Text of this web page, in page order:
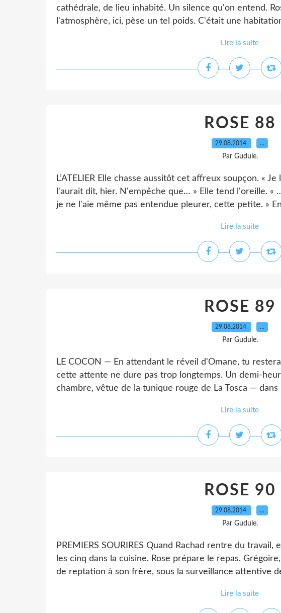
cathédrale, de lieu inhabité. Un silence qu'on entend.
l'atmosphère, ici, pèse un tel poids. C'était une
Lire la suite
ROSE 88
29.08.2014 …
Par Gudule.
L’ATELIER Elle chasse aussitôt cet affreux soupçon. «
l'aurait dit, hier. N'empêche que… » Elle tend l'oreille.
je ne l'aie même pas entendue pleurer, cette petite. »
Lire la suite
ROSE 89
29.08.2014 …
Par Gudule.
LE COCON — En attendant le réveil d'Omane, tu
cette attente ne dure pas trop longtemps. Un demi-
chambre, vêtue de la tunique rouge de La Tosca — dans
Lire la suite
ROSE 90
29.08.2014 …
Par Gudule.
PREMIERS SOURIRES Quand Rachad rentre du
les cinq dans la cuisine. Rose prépare le repas.
de reptation à son frère, sous la surveillance attentive
Lire la suite